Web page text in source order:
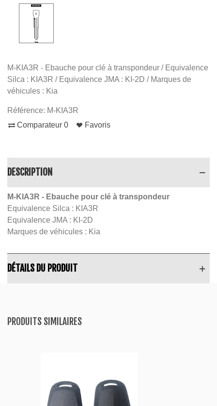
M-KIA3R - Ebauche pour clé à transpondeur / Equivalence
Silca : KIA3R / Equivalence JMA : KI-2D / Marques de
véhicules : Kia
Référence: M-KIA3R
Comparateur 0 Favoris
DESCRIPTION
M-KIA3R - Ebauche pour clé à transpondeur
Equivalence Silca : KIA3R
Equivalence JMA : KI-2D
Marques de véhicules : Kia
DÉTAILS DU PRODUIT
PRODUITS SIMILAIRES